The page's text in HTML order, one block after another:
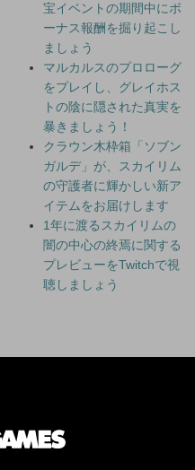
宝イベントの期間中にボ
ーナス報酬を掘り起こし
ましょう
マルカルスのプロローグ
をプレイし、グレイホス
トの陰に隠された真実を
暴きましょう！
クラウン木枠箱「ソブン
ガルデ」が、スカイリム
の守護者に輝かしい新ア
イテムをお届けします
1年に渡るスカイリムの
闇の中心の終焉に関する
プレビューをTwitchで視
聴しましょう